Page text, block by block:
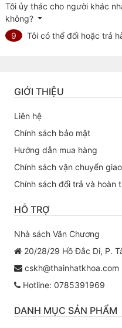
Tôi ủy thác cho người khác
không?
9
Tôi có thể đổi hoặc trả
GIỚI THIỆU
Liên hệ
Chính sách bảo mật
Hướng dẫn mua hàng
Chính sách vận chuyển
Chính sách đổi trả và hoàn
HỖ TRỢ
Nhà sách Văn Chương
20/28/29 Hồ Đắc Di, P.
cskh@thainhatkhoa.com
Hotline: 0785391969
DANH MỤC SẢN PHẨM